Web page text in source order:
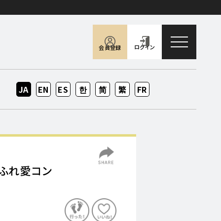
会員登録 ログイン toggle
ZH-
ZH-
EN FR
JA KO
ES
れ愛コン